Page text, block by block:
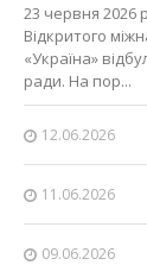
23 червня 2026
Відкритого
«Україна»
ради. На пор...
12.06.2026
11.06.2026
09.06.2026